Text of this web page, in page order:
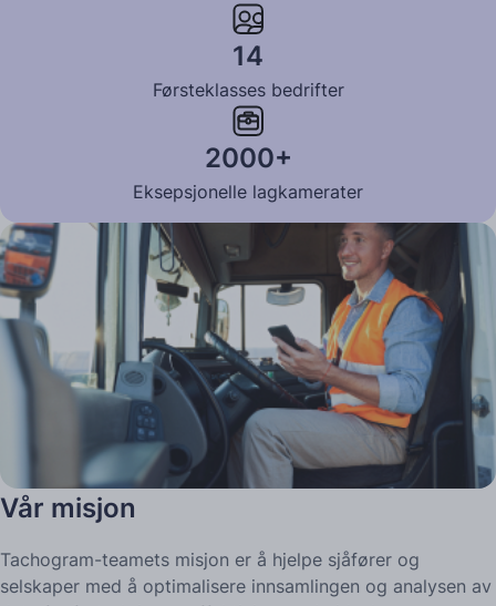
14
Førsteklasses bedrifter
2000+
Eksepsjonelle lagkamerater
Vår misjon
Tachogram-teamets misjon er å hjelpe sjåfører og
selskaper med å optimalisere innsamlingen og analysen av